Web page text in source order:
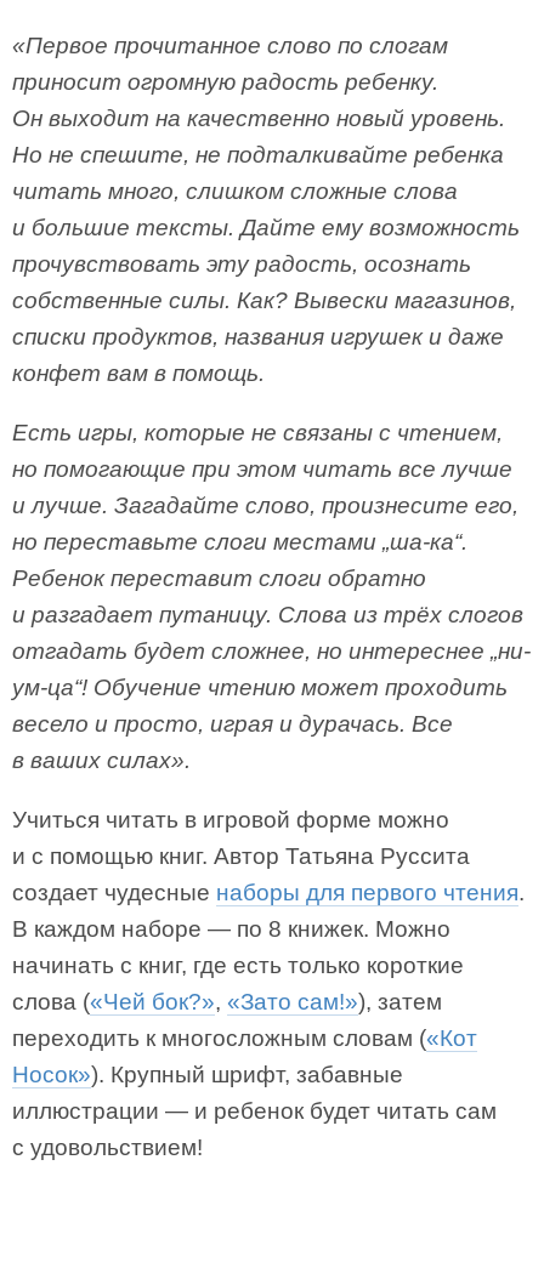
«Первое прочитанное слово по слогам
приносит огромную радость ребенку.
Он выходит на качественно новый уровень.
Но не спешите, не подталкивайте ребенка
читать много, слишком сложные слова
и большие тексты. Дайте ему возможность
прочувствовать эту радость, осознать
собственные силы. Как? Вывески магазинов,
списки продуктов, названия игрушек и даже
конфет вам в помощь.
Есть игры, которые не связаны с чтением,
но помогающие при этом читать все лучше
и лучше. Загадайте слово, произнесите его,
но переставьте слоги местами „ша-ка“.
Ребенок переставит слоги обратно
и разгадает путаницу. Слова из трёх слогов
отгадать будет сложнее, но интереснее „ни-
ум-ца“! Обучение чтению может проходить
весело и просто, играя и дурачась. Все
в ваших силах».
Учиться читать в игровой форме можно
и с помощью книг. Автор Татьяна Руссита
создает чудесные наборы для первого чтения.
В каждом наборе — по 8 книжек. Можно
начинать с книг, где есть только короткие
слова («Чей бок?», «Зато сам!»), затем
переходить к многосложным словам («Кот
Носок»). Крупный шрифт, забавные
иллюстрации — и ребенок будет читать сам
с удовольствием!